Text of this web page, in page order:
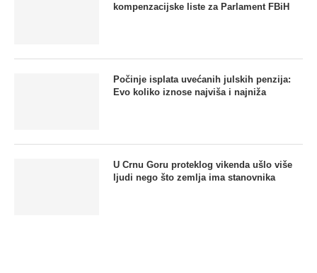
kompenzacijske liste za Parlament FBiH
Počinje isplata uvećanih julskih penzija:
Evo koliko iznose najviša i najniža
U Crnu Goru proteklog vikenda ušlo više
ljudi nego što zemlja ima stanovnika